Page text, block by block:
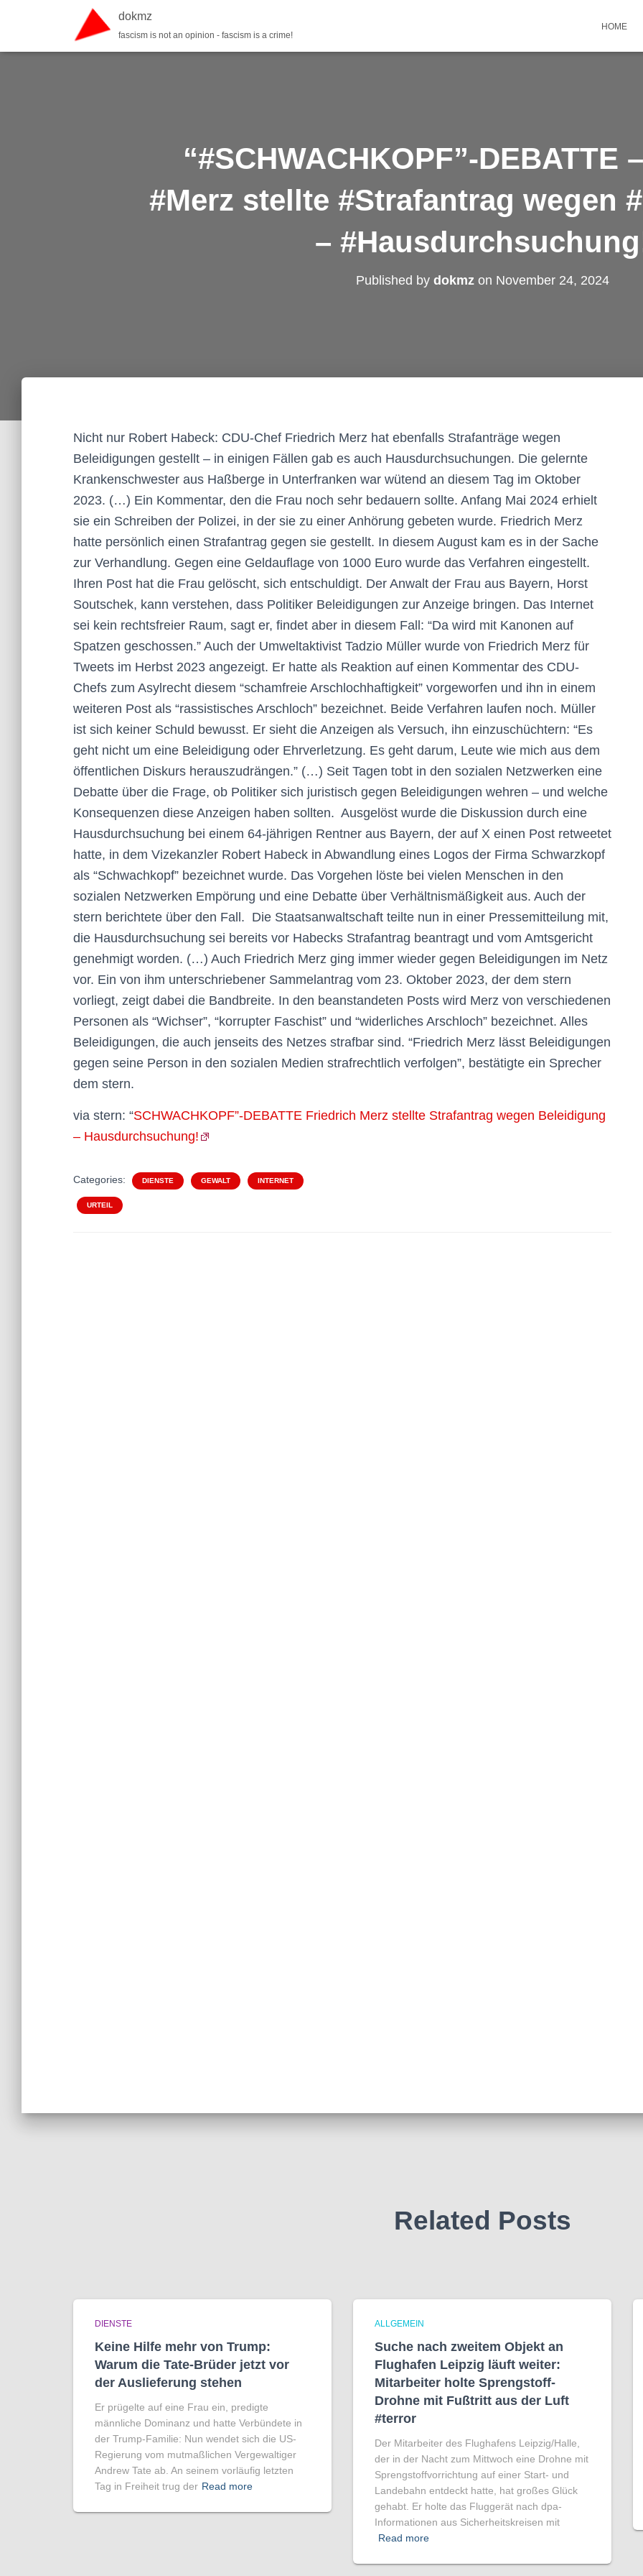
dokmz
fascism is not an opinion - fascism is a crime!
HOME
“#SCHWACHKOPF”-DEBATTE
#Merz stellte #Strafantrag wegen
–
Published by dokmzon November 24, 2024
Nicht nur Robert Habeck: CDU-Chef Friedrich Merz hat ebenfalls Strafanträge wegen
Beleidigungen gestellt – in einigen Fällen gab es auch Hausdurchsuchungen. Die gelernte
Krankenschwester aus Haßberge in Unterfranken war wütend an diesem Tag im Oktober
2023. (…) Ein Kommentar, den die Frau noch sehr bedauern sollte. Anfang Mai 2024 erhielt
sie ein Schreiben der Polizei, in der sie zu einer Anhörung gebeten wurde. Friedrich Merz
hatte persönlich einen Strafantrag gegen sie gestellt. In diesem August kam es in der Sache
zur Verhandlung. Gegen eine Geldauflage von 1000 Euro wurde das Verfahren eingestellt.
Ihren Post hat die Frau gelöscht, sich entschuldigt. Der Anwalt der Frau aus Bayern, Horst
Soutschek, kann verstehen, dass Politiker Beleidigungen zur Anzeige bringen. Das Internet
sei kein rechtsfreier Raum, sagt er, findet aber in diesem Fall: “Da wird mit Kanonen auf
Spatzen geschossen.” Auch der Umweltaktivist Tadzio Müller wurde von Friedrich Merz für
Tweets im Herbst 2023 angezeigt. Er hatte als Reaktion auf einen Kommentar des CDU-
Chefs zum Asylrecht diesem “schamfreie Arschlochhaftigkeit” vorgeworfen und ihn in einem
weiteren Post als “rassistisches Arschloch” bezeichnet. Beide Verfahren laufen noch. Müller
ist sich keiner Schuld bewusst. Er sieht die Anzeigen als Versuch, ihn einzuschüchtern: “Es
geht nicht um eine Beleidigung oder Ehrverletzung. Es geht darum, Leute wie mich aus dem
öffentlichen Diskurs herauszudrängen.” (…) Seit Tagen tobt in den sozialen Netzwerken eine
Debatte über die Frage, ob Politiker sich juristisch gegen Beleidigungen wehren – und welche
Konsequenzen diese Anzeigen haben sollten. Ausgelöst wurde die Diskussion durch eine
Hausdurchsuchung bei einem 64-jährigen Rentner aus Bayern, der auf X einen Post retweetet
hatte, in dem Vizekanzler Robert Habeck in Abwandlung eines Logos der Firma Schwarzkopf
als “Schwachkopf” bezeichnet wurde. Das Vorgehen löste bei vielen Menschen in den
sozialen Netzwerken Empörung und eine Debatte über Verhältnismäßigkeit aus. Auch der
stern berichtete über den Fall. Die Staatsanwaltschaft teilte nun in einer Pressemitteilung mit,
die Hausdurchsuchung sei bereits vor Habecks Strafantrag beantragt und vom Amtsgericht
genehmigt worden. (…) Auch Friedrich Merz ging immer wieder gegen Beleidigungen im Netz
vor. Ein von ihm unterschriebener Sammelantrag vom 23. Oktober 2023, der dem stern
vorliegt, zeigt dabei die Bandbreite. In den beanstandeten Posts wird Merz von verschiedenen
Personen als “Wichser”, “korrupter Faschist” und “widerliches Arschloch” bezeichnet. Alles
Beleidigungen, die auch jenseits des Netzes strafbar sind. “Friedrich Merz lässt Beleidigungen
gegen seine Person in den sozialen Medien strafrechtlich verfolgen”, bestätigte ein Sprecher
dem stern.
via stern: “SCHWACHKOPF”-DEBATTE Friedrich Merz stellte Strafantrag wegen Beleidigung
– Hausdurchsuchung!
Categories: DIENSTE GEWALT INTERNET
URTEIL
Related Posts
DIENSTE
Keine Hilfe mehr von Trump:
Warum die Tate-Brüder jetzt vor
der Auslieferung stehen
Er prügelte auf eine Frau ein, predigte
männliche Dominanz und hatte Verbündete in
der Trump-Familie: Nun wendet sich die US-
Regierung vom mutmaßlichen Vergewaltiger
Andrew Tate ab. An seinem vorläufig letzten
Tag in Freiheit trug der Read more
ALLGEMEIN
Suche nach zweitem Objekt an
Flughafen Leipzig läuft weiter:
Mitarbeiter holte Sprengstoff-
Drohne mit Fußtritt aus der Luft
#terror
Der Mitarbeiter des Flughafens Leipzig/Halle,
der in der Nacht zum Mittwoch eine Drohne mit
Sprengstoffvorrichtung auf einer Start- und
Landebahn entdeckt hatte, hat großes Glück
gehabt. Er holte das Fluggerät nach dpa-
Informationen aus Sicherheitskreisen mit
Read more